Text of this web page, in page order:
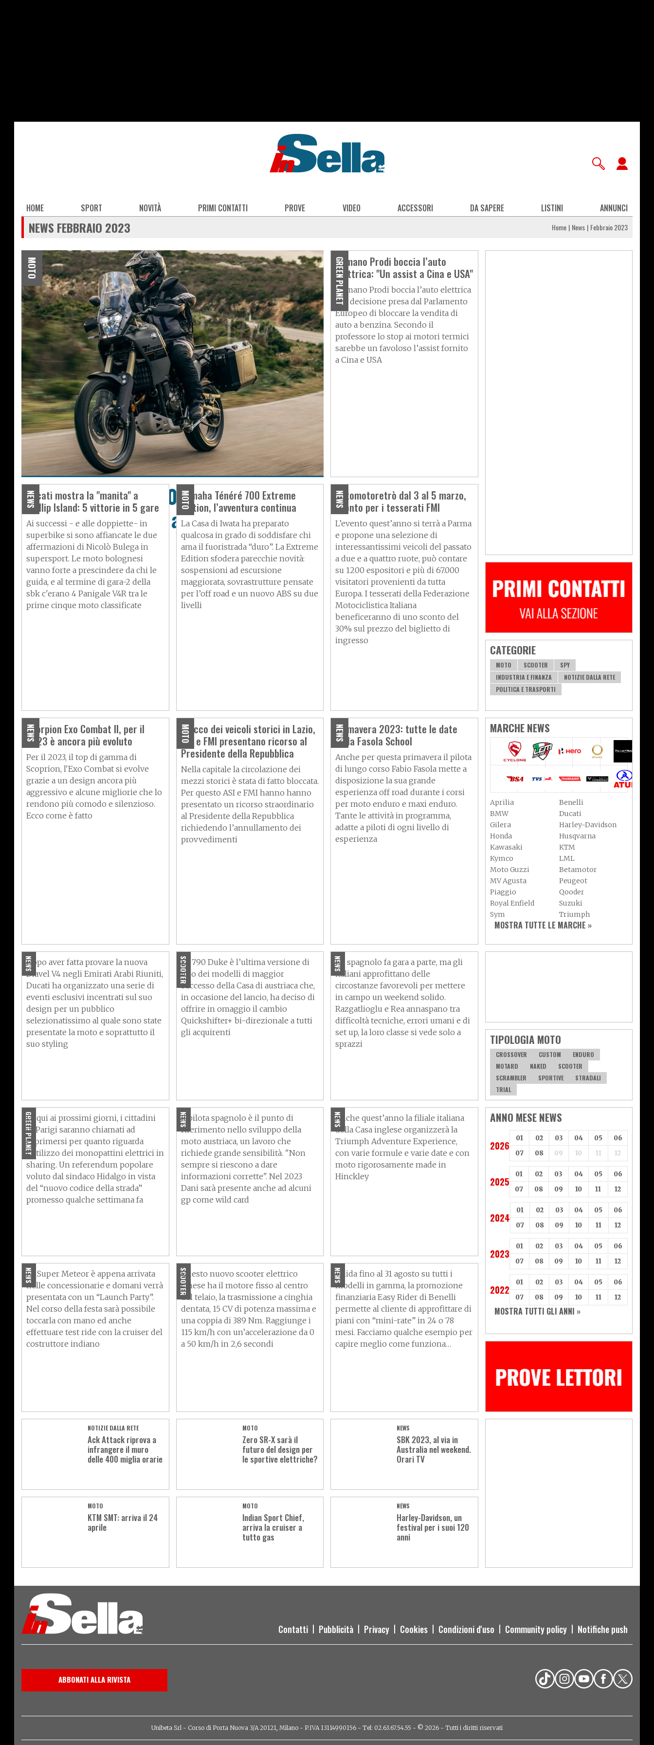
Main
navigation
HOME SPORT NOVITÀ PRIMI CONTATTI PROVE VIDEO ACCESSORI DA SAPERE LISTINI ANNUNCI
NEWS FEBBRAIO 2023 Home News Febbraio 2023
MOTO
Yamaha Ténéré 700 Explore
Edition, la novità alternativa
GREEN PLANET
Romano Prodi boccia l’auto
elettrica: "Un assist a Cina e USA"
Romano Prodi boccia l’auto elettrica
e la decisione presa dal Parlamento
Europeo di bloccare la vendita di
auto a benzina. Secondo il
professore lo stop ai motori termici
sarebbe un favoloso l’assist fornito
a Cina e USA
NEWS
Ducati mostra la "manita" a
Phillip Island: 5 vittorie in 5 gare
Ai successi - e alle doppiette- in
superbike si sono affiancate le due
affermazioni di Nicolò Bulega in
supersport. Le moto bolognesi
vanno forte a prescindere da chi le
guida, e al termine di gara-2 della
sbk c'erano 4 Panigale V4R tra le
prime cinque moto classificate
MOTO
Yamaha Ténéré 700 Extreme
Edition, l’avventura continua
La Casa di Iwata ha preparato
qualcosa in grado di soddisfare chi
ama il fuoristrada “duro”. La Extreme
Edition sfodera parecchie novità:
sospensioni ad escursione
maggiorata, sovrastrutture pensate
per l’off road e un nuovo ABS su due
livelli
NEWS
Automotoretrò dal 3 al 5 marzo,
sconto per i tesserati FMI
L’evento quest’anno si terrà a Parma
e propone una selezione di
interessantissimi veicoli del passato
a due e a quattro ruote, può contare
su 1200 espositori e più di 67.000
visitatori provenienti da tutta
Europa. I tesserati della Federazione
Motociclistica Italiana
beneficeranno di uno sconto del
30% sul prezzo del biglietto di
ingresso
CATEGORIE
MOTO SCOOTER
SPY
INDUSTRIA E FINANZA
NOTIZIE DALLA RETE
POLITICA E TRASPORTI
NEWS
Scorpion Exo Combat II, per il
2023 è ancora più evoluto
Per il 2023, il top di gamma di
Scoprion, l'Exo Combat si evolve
grazie a un design ancora più
aggressivo e alcune migliorie che lo
rendono più comodo e silenzioso.
Ecco come è fatto
MOTO
Blocco dei veicoli storici in Lazio,
ASI e FMI presentano ricorso al
Presidente della Repubblica
Nella capitale la circolazione dei
mezzi storici è stata di fatto bloccata.
Per questo ASI e FMI hanno hanno
presentato un ricorso straordinario
al Presidente della Repubblica
richiedendo l’annullamento dei
provvedimenti
NEWS
Primavera 2023: tutte le date
della Fasola School
Anche per questa primavera il pilota
di lungo corso Fabio Fasola mette a
disposizione la sua grande
esperienza off road durante i corsi
per moto enduro e maxi enduro.
Tante le attività in programma,
adatte a piloti di ogni livello di
esperienza
MARCHE NEWS
Aprilia
Benelli
BMW
Ducati
Gilera
Harley-Davidson
Honda
Husqvarna
Kawasaki
KTM
Kymco
LML
Moto Guzzi
Betamotor
MV Agusta
Peugeot
Piaggio
Qooder
Royal Enfield
Suzuki
Sym
Triumph
Vespa
Yamaha
MOSTRA TUTTE LE MARCHE »
NEWS
all’insegna dello styling Ducati
Dopo aver fatta provare la nuova
Diavel V4 negli Emirati Arabi Riuniti,
Ducati ha organizzato una serie di
eventi esclusivi incentrati sul suo
design per un pubblico
selezionatissimo al quale sono state
presentate la moto e soprattutto il
suo styling
SCOOTER
cambio elettronico in omaggio
La 790 Duke è l’ultima versione di
uno dei modelli di maggior
successo della Casa di austriaca che,
in occasione del lancio, ha deciso di
offrire in omaggio il cambio
Quickshifter+ bi-direzionale a tutti
gli acquirenti
NEWS
ai piani alti
Lo spagnolo fa gara a parte, ma gli
italiani approfittano delle
circostanze favorevoli per mettere
in campo un weekend solido.
Razgatlioglu e Rea annaspano tra
difficoltà tecniche, errori umani e di
set up, la loro classe si vede solo a
sprazzi
TIPOLOGIA MOTO
CROSSOVER CUSTOM
ENDURO
MOTARD
NAKED
SCOOTER
SCRAMBLER
SPORTIVE
STRADALI
TRIAL
GREEN PLANET
monopattini in sharing?
Di qui ai prossimi giorni, i cittadini
di Parigi saranno chiamati ad
esprimersi per quanto riguarda
l’utilizzo dei monopattini elettrici in
sharing. Un referendum popolare
voluto dal sindaco Hidalgo in vista
del “nuovo codice della strada”
promesso qualche settimana fa
NEWS
tester non è semplice"
Il pilota spagnolo è il punto di
riferimento nello sviluppo della
moto austriaca, un lavoro che
richiede grande sensibilità. "Non
sempre si riescono a dare
informazioni corrette". Nel 2023
Dani sarà presente anche ad alcuni
gp come wild card
NEWS
Triumph Adventure Experience
Anche quest’anno la filiale italiana
della Casa inglese organizzerà la
Triumph Adventure Experience,
con varie formule e varie date e con
moto rigorosamente made in
Hinckley
ANNO MESE NEWS
2026
01 02 03 04 05
06
07
08 09 10 11 12
2025
01 02 03 04 05
06
07
08 09 10 11 12
2024
01 02 03 04 05
06
07
08 09 10 11 12
2023
01 02 03 04 05
06
07
08 09 10 11 12
2022
01 02 03 04 05
06
07
08 09 10 11 12
MOSTRA TUTTI GLI ANNI »
NEWS
Enfield Super Meteor 650
La Super Meteor è appena arrivata
nelle concessionarie e domani verrà
presentata con un “Launch Party”.
Nel corso della festa sarà possibile
toccarla con mano ed anche
effettuare test ride con la cruiser del
costruttore indiano
SCOOTER
km con una sola ricarica
Questo nuovo scooter elettrico
cinese ha il motore fisso al centro
del telaio, la trasmissione a cinghia
dentata, 15 CV di potenza massima e
una coppia di 389 Nm. Raggiunge i
115 km/h con un’accelerazione da 0
a 50 km/h in 2,6 secondi
NEWS
fino al 31 agosto 2023
Valida fino al 31 agosto su tutti i
modelli in gamma, la promozione
finanziaria Easy Rider di Benelli
permette al cliente di approfittare di
piani con “mini-rate” in 24 o 78
mesi. Facciamo qualche esempio per
capire meglio come funziona…
NOTIZIE DALLA RETE
Ack Attack riprova a
infrangere il muro
delle 400 miglia orarie
MOTO
Zero SR-X sarà il
futuro del design per
le sportive elettriche?
NEWS
SBK 2023, al via in
Australia nel weekend.
Orari TV
MOTO
KTM SMT: arriva il 24
aprile
MOTO
Indian Sport Chief,
arriva la cruiser a
tutto gas
NEWS
Harley-Davidson, un
festival per i suoi 120
anni
More
Contatti Pubblicità Privacy Cookies Condizioni d'uso Community policy Notifiche push
ABBONATI ALLA RIVISTA
Unibeta Srl - Corso di Porta Nuova 3/A 20121, Milano - P.IVA 13114990156 - Tel: 02.63.67.54.55 - © 2026 - Tutti i diritti riservati